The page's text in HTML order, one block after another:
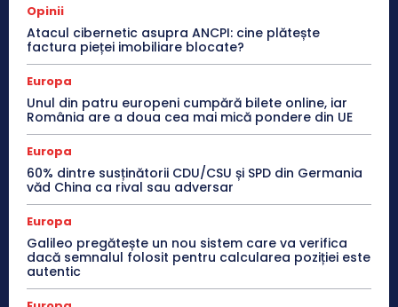
Opinii
Atacul cibernetic asupra ANCPI: cine plătește
factura pieței imobiliare blocate?
Europa
Unul din patru europeni cumpără bilete online, iar
România are a doua cea mai mică pondere din UE
Europa
60% dintre susținătorii CDU/CSU și SPD din Germania
văd China ca rival sau adversar
Europa
Galileo pregătește un nou sistem care va verifica
dacă semnalul folosit pentru calcularea poziției este
autentic